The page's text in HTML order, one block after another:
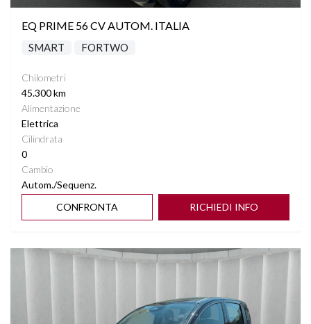
EQ PRIME 56 CV AUTOM. ITALIA
SMART FORTWO
Chilometri
45.300 km
Alimentazione
Elettrica
Cilindrata
0
Cambio
Autom./Sequenz.
CONFRONTA
RICHIEDI INFO
Vedi dettagli